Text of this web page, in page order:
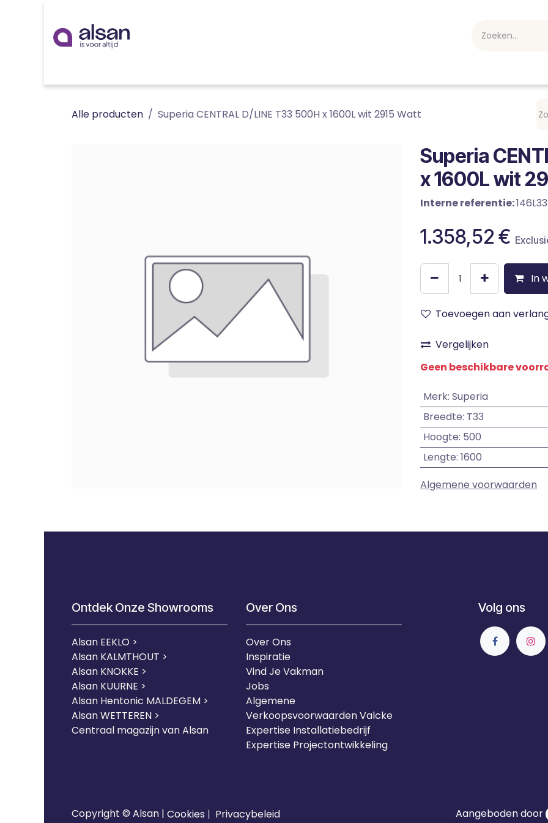
Alle producten Superia CENTRAL D/LINE T33 500H x 1600L wit 2915 Watt
Superia
x 1600L wit
Interne referentie:
1.358,52 €
In
Toevoegen aan
Vergelijken
Geen beschikbare
Merk: Superia
Breedte: T33
Hoogte: 500
Lengte: 1600
Algemene voorwaarden
Ontdek Onze Showrooms
Alsan EEKLO >
Alsan KALMTHOUT >
Alsan KNOKKE >
Alsan KUURNE >
Alsan Hentonic MALDEGEM >
Alsan WETTEREN >
Centraal magazijn van Alsan
Over Ons
Over Ons
Inspiratie
Vind Je Vakman
Jobs
Algemene
Verkoopsvoorwaarden Valcke
Expertise Installatiebedrijf
Expertise Projectontwikkeling
Volg ons
Copyright © Alsan | Cookies | Privacybeleid Aangeboden door